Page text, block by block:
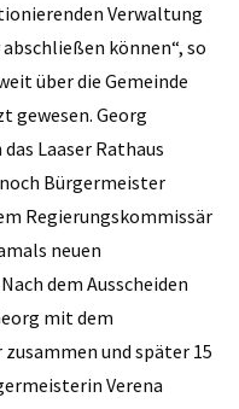
Verwaltung
können“, so
über die Gemeinde
gewesen. Georg
Laaser Rathaus
Bürgermeister
Regierungskommissär
neuen
dem Ausscheiden
mit dem
und später 15
Verena